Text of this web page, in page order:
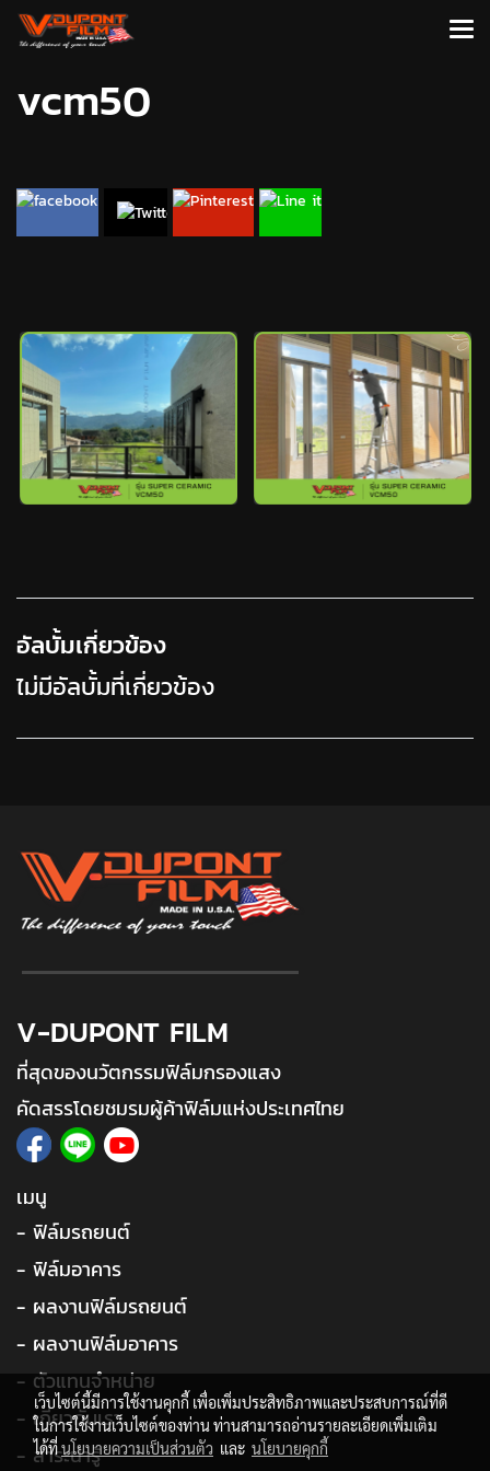
vcm50
อัลบั้มเกี่ยวข้อง
ไม่มีอัลบั้มที่เกี่ยวข้อง
V-DUPONT FILM
ที่สุดของนวัตกรรมฟิล์มกรองแสง
คัดสรรโดยชมรมผู้ค้าฟิล์มแห่งประเทศไทย
เมนู
- ฟิล์มรถยนต์
- ฟิล์มอาคาร
- ผลงานฟิล์มรถยนต์
- ผลงานฟิล์มอาคาร
- ตัวแทนจำหน่าย
- เกี่ยวกับเรา
- สาระน่ารู้
เว็บไซต์นี้มีการใช้งานคุกกี้ เพื่อเพิ่มประสิทธิภาพและประสบการณ์ที่ดี
ในการใช้งานเว็บไซต์ของท่าน ท่านสามารถอ่านรายละเอียดเพิ่มเติม
ได้ที่นโยบายความเป็นส่วนตัว และ นโยบายคุกกี้